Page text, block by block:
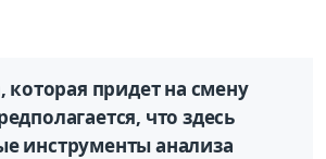
которая придет на смену
что здесь
инструменты анализа